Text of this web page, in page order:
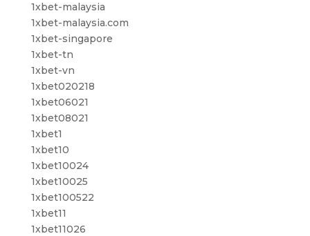
1xbet-malaysia
1xbet-malaysia.com
1xbet-singapore
1xbet-tn
1xbet-vn
1xbet020218
1xbet06021
1xbet08021
1xbet1
1xbet10
1xbet10024
1xbet10025
1xbet100522
1xbet11
1xbet11026